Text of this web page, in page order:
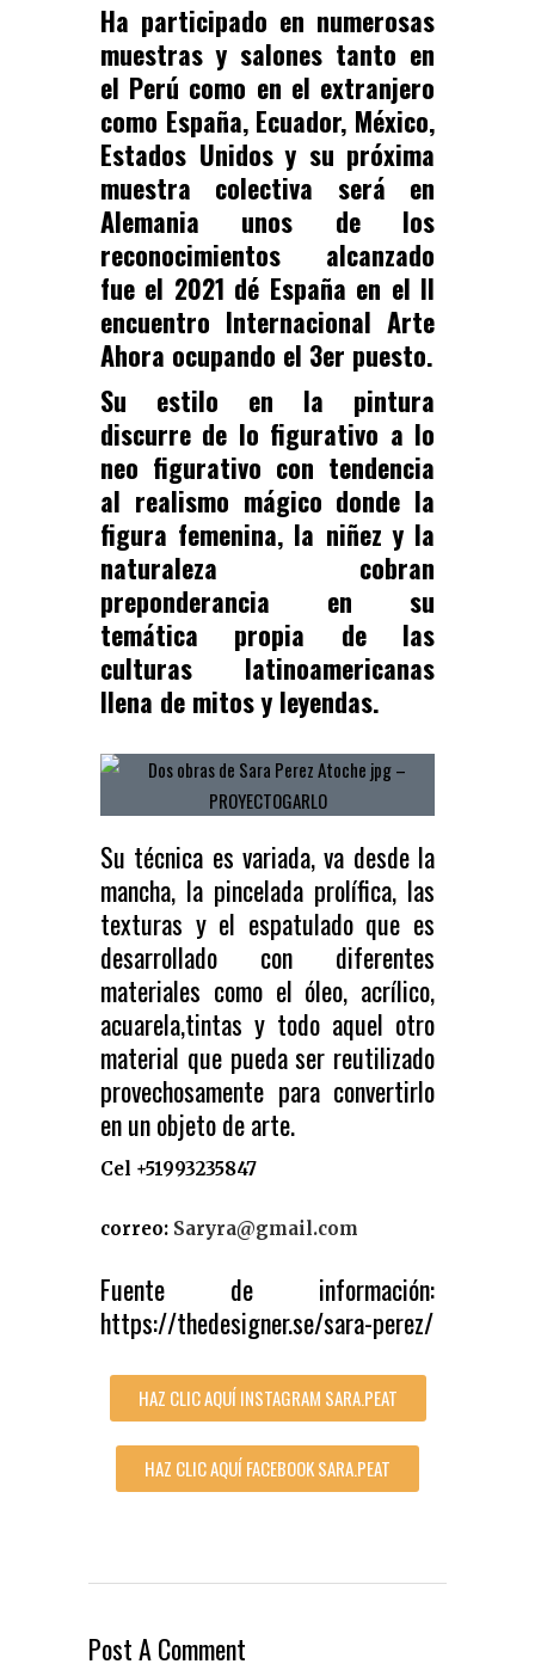
Ha participado en numerosas
muestras y salones tanto en
el Perú como en el extranjero
como España, Ecuador, México,
Estados Unidos y su próxima
muestra colectiva será en
Alemania unos de los
reconocimientos alcanzado
fue el 2021 dé España en el II
encuentro Internacional Arte
Ahora ocupando el 3er puesto.
Su estilo en la pintura
discurre de lo figurativo a lo
neo figurativo con tendencia
al realismo mágico donde la
figura femenina, la niñez y la
naturaleza cobran
preponderancia en su
temática propia de las
culturas latinoamericanas
llena de mitos y leyendas.
Su técnica es variada, va desde la
mancha, la pincelada prolífica, las
texturas y el espatulado que es
desarrollado con diferentes
materiales como el óleo, acrílico,
acuarela,tintas y todo aquel otro
material que pueda ser reutilizado
provechosamente para convertirlo
en un objeto de arte.
Cel +51993235847
correo: Saryra@gmail.com
Fuente de información:
https://thedesigner.se/sara-perez/
HAZ CLIC AQUÍ INSTAGRAM SARA.PEAT
HAZ CLIC AQUÍ FACEBOOK SARA.PEAT
Post A Comment